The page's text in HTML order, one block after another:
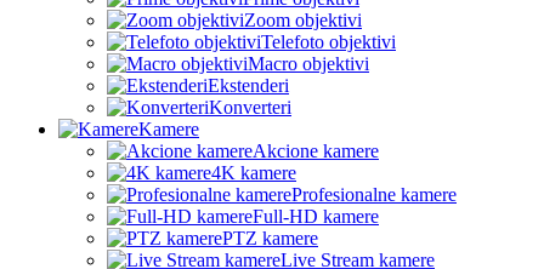
Zoom objektivi
Telefoto objektivi
Macro objektivi
Ekstenderi
Konverteri
Kamere
Akcione kamere
4K kamere
Profesionalne kamere
Full-HD kamere
PTZ kamere
Live Stream kamere